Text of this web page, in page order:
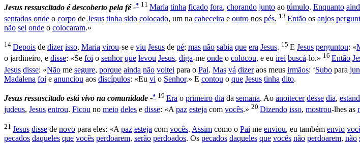
Jesus ressuscitado é descoberto pela fé -* 11 Maria tinha ficado fora, chorando junto ao túmulo. Enquanto
sentados onde o corpo de Jesus tinha sido colocado, um na cabeceira e outro nos pés. 13 Então os anjos
não sei onde o colocaram.»
14 Depois de dizer isso, Maria virou-se e viu Jesus de pé; mas não sabia que era Jesus. 15 E Jesus perguntou: «
o jardineiro, e disse: «Se foi o senhor que levou Jesus, diga-me onde o colocou, e eu irei buscá-lo.» 16 Então
Jesus disse: «Não me segure, porque ainda não voltei para o Pai. Mas vá dizeraos meus irmãos: ‘Subo para
Madalena foi e anunciou aos discípulos: «Eu vi o Senhor.» E contou o que Jesus tinha dito.
Jesus ressuscitado está vivo na comunidade -* 19 Era o primeiro dia da semana. Ao anoitecer desse dia,
judeus, Jesus entrou. Ficou no meio deles e disse: «Apaz esteja com vocês.» 20 Dizendo isso, mostrou-lhes as
21 Jesus disse de novo para eles: «A paz esteja com vocês. Assim como o Pai me enviou, eu também envio
pecados daqueles que vocês perdoarem, serão perdoados. Os pecados daqueles que vocês não perdoarem, não